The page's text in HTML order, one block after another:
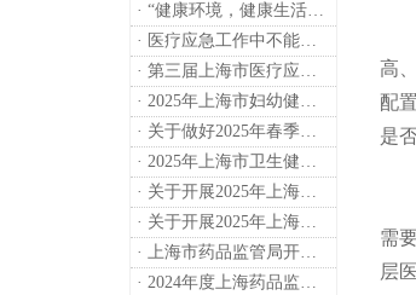
· “健康环境，健康生活”，上海第37个爱国卫生月系列活动
· 医疗应急工作中不能忽略的设备：医用转运车
· 第三届上海市医疗应急青年职业技能大赛暨第八届进博会医疗保障技能大比武活动通知
· 2025年上海市妇幼健康工作要点
· 关于做好2025年春季新冠病毒感染等重点传染病防治工作的通知
· 2025年上海市卫生健康工作要点
· 关于开展2025年上海市健康街镇建设工作的通知
· 关于开展2025年上海市中小微型企业职业健康帮扶工作的通知
· 上海市药品监管局开展进口医疗器械转境内生产工作调研
· 2024年度上海药品监管工作十大亮点
盲
高
配
是
设
需
层